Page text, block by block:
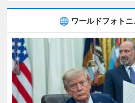
ワールドフォトニ